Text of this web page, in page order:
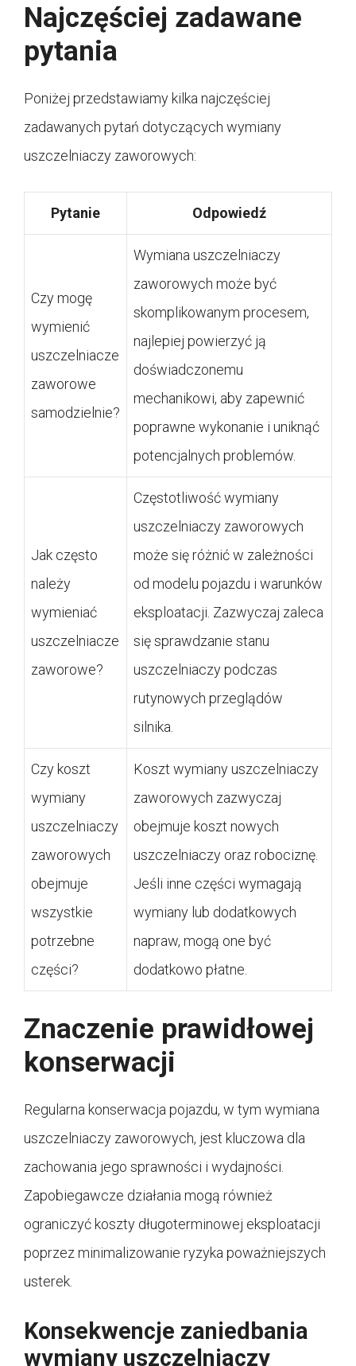
Najczęściej zadawane
pytania
Poniżej przedstawiamy kilka najczęściej
zadawanych pytań dotyczących wymiany
uszczelniaczy zaworowych:
Pytanie Odpowiedź
Czy mogę
wymienić
uszczelniacze
zaworowe
samodzielnie?
Wymiana uszczelniaczy
zaworowych może być
skomplikowanym procesem,
najlepiej powierzyć ją
doświadczonemu
mechanikowi, aby zapewnić
poprawne wykonanie i uniknąć
potencjalnych problemów.
Jak często
należy
wymieniać
uszczelniacze
zaworowe?
Częstotliwość wymiany
uszczelniaczy zaworowych
może się różnić w zależności
od modelu pojazdu i warunków
eksploatacji. Zazwyczaj zaleca
się sprawdzanie stanu
uszczelniaczy podczas
rutynowych przeglądów
silnika.
Czy koszt
wymiany
uszczelniaczy
zaworowych
obejmuje
wszystkie
potrzebne
części?
Koszt wymiany uszczelniaczy
zaworowych zazwyczaj
obejmuje koszt nowych
uszczelniaczy oraz robociznę.
Jeśli inne części wymagają
wymiany lub dodatkowych
napraw, mogą one być
dodatkowo płatne.
Znaczenie prawidłowej
konserwacji
Regularna konserwacja pojazdu, w tym wymiana
uszczelniaczy zaworowych, jest kluczowa dla
zachowania jego sprawności i wydajności.
Zapobiegawcze działania mogą również
ograniczyć koszty długoterminowej eksploatacji
poprzez minimalizowanie ryzyka poważniejszych
usterek.
Konsekwencje zaniedbania
wymiany uszczelniaczy